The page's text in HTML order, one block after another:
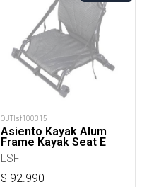
OUTlsf100315
Asiento Kayak Alum
Frame Kayak Seat E
LSF
$ 92.990